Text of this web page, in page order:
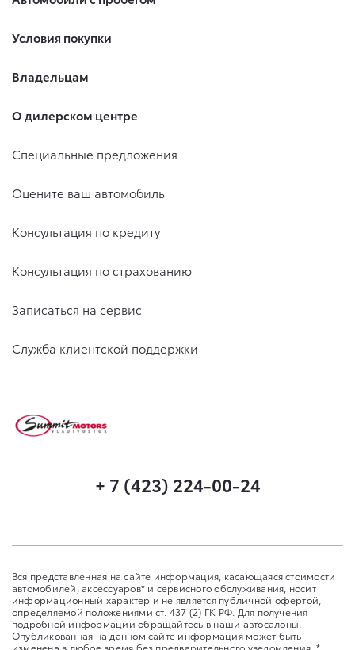
Условия покупки
Владельцам
О дилерском центре
Специальные предложения
Оцените ваш автомобиль
Консультация по кредиту
Консультация по страхованию
Записаться на сервис
Служба клиентской поддержки
+ 7 (423) 224-00-24
Вся представленная на сайте информация, касающаяся стоимости
автомобилей, аксессуаров* и сервисного обслуживания, носит
информационный характер и не является публичной офертой,
определяемой положениями ст. 437 (2) ГК РФ. Для получения
подробной информации обращайтесь в наши автосалоны.
Опубликованная на данном сайте информация может быть